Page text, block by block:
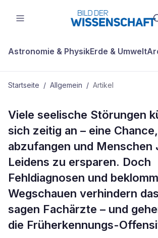
Astronomie & PhysikErde & Umwelt
Startseite / Allgemein / Artikel
Die Psyche gibt Frühalarm
Viele seelische Störungen
sich zeitig an – eine
abzufangen und Menschen
Leidens zu ersparen. Doch
Fehldiagnosen und
Wegschauen verhindern
sagen Fachärzte – und
die Früherkennungs-